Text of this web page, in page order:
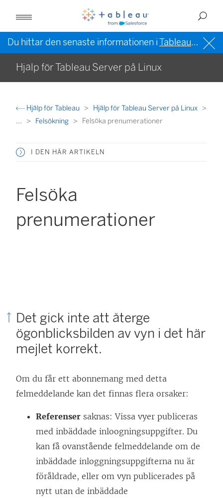
Du hittar den senaste informationen iTableau-hjälpen på engelska (USA)
Hjälp för Tableau Server på Linux
Hjälp för Tableau
Hjälp för Tableau Server på Linux
...
Felsökning Felsöka prenumerationer
I DEN HÄR ARTIKELN
Felsöka
prenumerationer
Det gick inte att återge
ögonblicksbilden av vyn i det här
mejlet korrekt.
Om du får ett abonnemang med detta
felmeddelande kan det finnas flera orsaker:
Referenser saknas: Vissa vyer publiceras
med inbäddade inloogningsuppgifter. Du
kan få ovanstående felmeddelande om de
inbäddade inloggningsuppgifterna nu är
föråldrade, eller om vyn publicerades på
nytt utan de inbäddade